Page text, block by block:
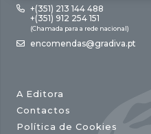
+(351) 213 144 488
+(351) 912 254 151
(Chamada para a rede nacional)
encomendas@gradiva.pt
A Editora
Contactos
Política de Cookies